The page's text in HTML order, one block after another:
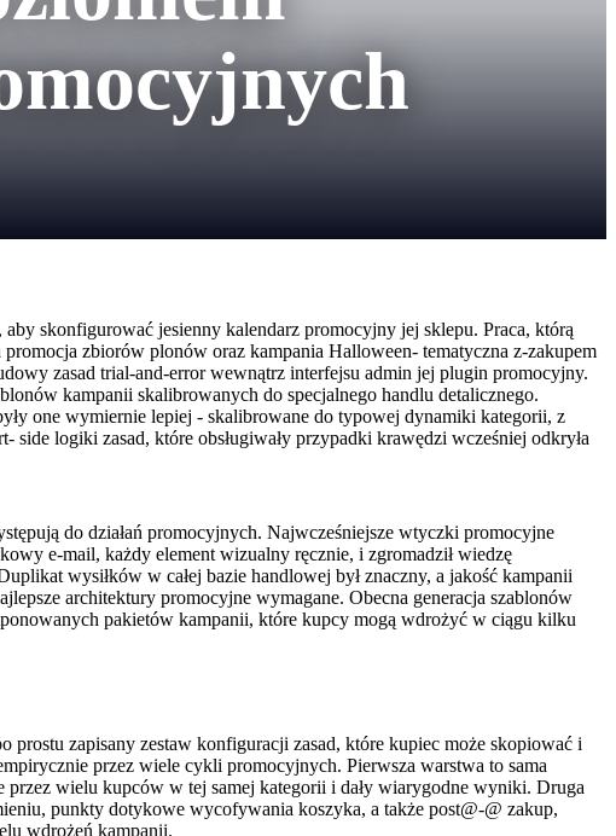
skonfigurować jesienny kalendarz promocyjny jej sklepu. Praca, którą
zbiorów plonów oraz kampania Halloween- tematyczna z-zakupem
zasad trial-and-error wewnątrz interfejsu admin jej plugin promocyjny.
kampanii skalibrowanych do specjalnego handlu detalicznego.
one wymiernie lepiej - skalibrowane do typowej dynamiki kategorii, z
logiki zasad, które obsługiwały przypadki krawędzi wcześniej odkryła
do działań promocyjnych. Najwcześniejsze wtyczki promocyjne
e-mail, każdy element wizualny ręcznie, i zgromadził wiedzę
wysiłków w całej bazie handlowej był znaczny, a jakość kampanii
architektury promocyjne wymagane. Obecna generacja szablonów
pakietów kampanii, które kupcy mogą wdrożyć w ciągu kilku
zapisany zestaw konfiguracji zasad, które kupiec może skopiować i
przez wiele cykli promocyjnych. Pierwsza warstwa to sama
przez wielu kupców w tej samej kategorii i dały wiarygodne wyniki. Druga
punkty dotykowe wycofywania koszyka, a także post@-@ zakup,
wdrożeń kampanii.